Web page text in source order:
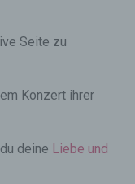
Seite zu
Konzert ihrer
deine Liebe und